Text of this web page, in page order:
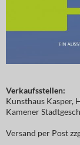
Verkaufsstellen:
Kunsthaus Kasper,
Kamener
Versand per Post